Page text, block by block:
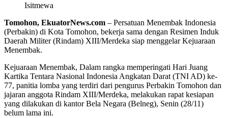
Isitmewa
Tomohon, EkuatorNews.com – Persatuan Menembak Indonesia
(Perbakin) di Kota Tomohon, bekerja sama dengan Resimen Induk
Daerah Militer (Rindam) XIII/Merdeka siap menggelar Kejuaraan
Menembak.
Kejuaraan Menembak, Dalam rangka memperingati Hari Juang
Kartika Tentara Nasional Indonesia Angkatan Darat (TNI AD) ke-
77, panitia lomba yang terdiri dari pengurus Perbakin Tomohon dan
jajaran anggota Rindam XIII/Merdeka, melakukan rapat kesiapan
yang dilakukan di kantor Bela Negara (Belneg), Senin (28/11)
belum lama ini.